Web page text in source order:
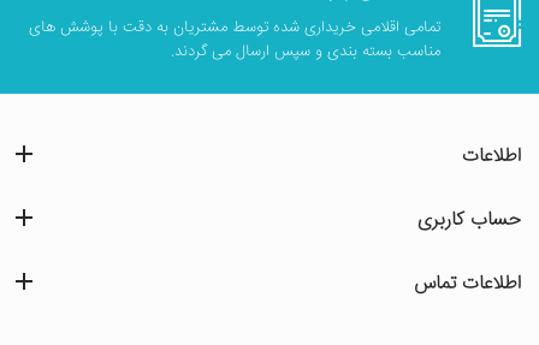
تمامی اقلامی خریداری شده توسط مشتریان به دقت با پوشش های
مناسب بسته بندی و سپس ارسال می گردند.
اطلاعات
حساب کاربری
اطلاعات تماس